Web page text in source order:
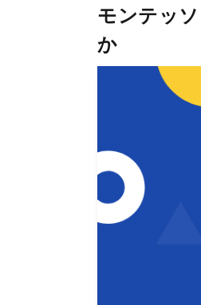
モンテッ
か